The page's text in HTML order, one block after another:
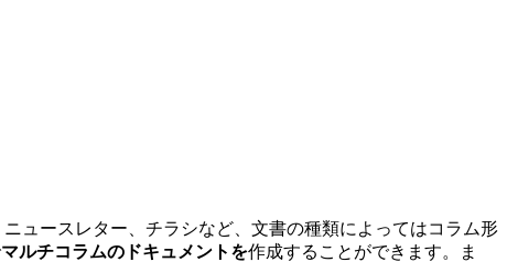
ュースレター、チラシなど、文書の種類によってはコラム形
マルチコラムのドキュメントを作成することができます。ま